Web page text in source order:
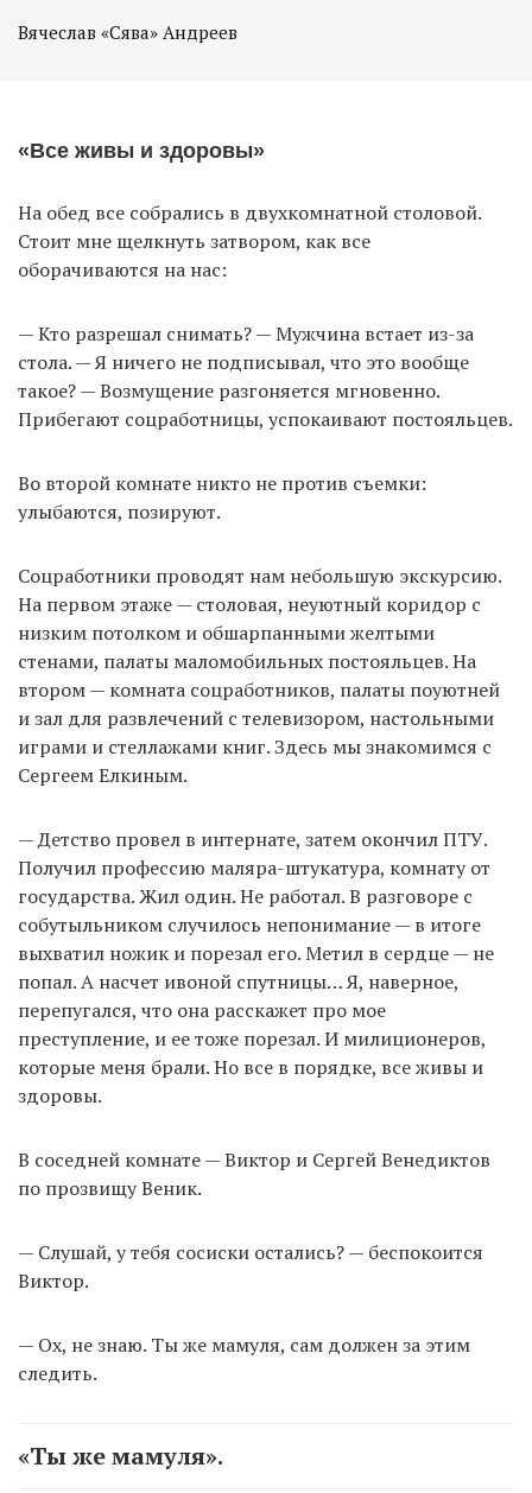
Вячеслав «Сява» Андреев
«Все живы и здоровы»
На обед все собрались в двухкомнатной столовой.
Стоит мне щелкнуть затвором, как все
оборачиваются на нас:
— Кто разрешал снимать? — Мужчина встает из-за
стола. — Я ничего не подписывал, что это вообще
такое? — Возмущение разгоняется мгновенно.
Прибегают соцработницы, успокаивают постояльцев.
Во второй комнате никто не против съемки:
улыбаются, позируют.
Соцработники проводят нам небольшую экскурсию.
На первом этаже — столовая, неуютный коридор с
низким потолком и обшарпанными желтыми
стенами, палаты маломобильных постояльцев. На
втором — комната соцработников, палаты поуютней
и зал для развлечений с телевизором, настольными
играми и стеллажами книг. Здесь мы знакомимся с
Сергеем Елкиным.
— Детство провел в интернате, затем окончил ПТУ.
Получил профессию маляра-штукатура, комнату от
государства. Жил один. Не работал. В разговоре с
собутыльником случилось непонимание — в итоге
выхватил ножик и порезал его. Метил в сердце — не
попал. А насчет ивоной спутницы… Я, наверное,
перепугался, что она расскажет про мое
преступление, и ее тоже порезал. И милиционеров,
которые меня брали. Но все в порядке, все живы и
здоровы.
В соседней комнате — Виктор и Сергей Венедиктов
по прозвищу Веник.
— Слушай, у тебя сосиски остались? — беспокоится
Виктор.
— Ох, не знаю. Ты же мамуля, сам должен за этим
следить.
«Ты же мамуля».